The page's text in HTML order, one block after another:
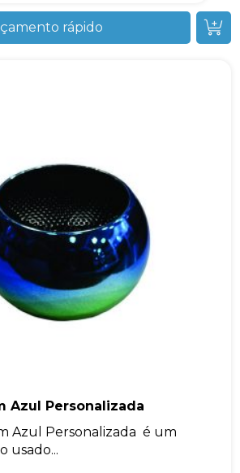
rápido
Azul Personalizada
Azul Personalizada é um
usado...